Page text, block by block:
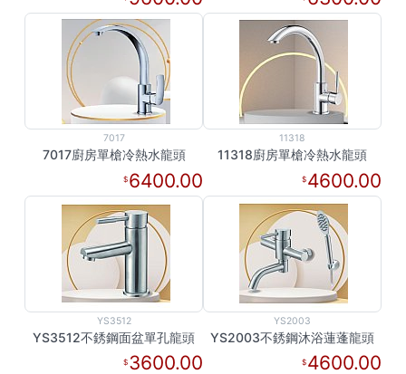
7017
7017廚房單槍冷熱水龍頭
6400.00
11318
11318廚房單槍冷熱水龍頭
4600.00
YS3512
YS3512不銹鋼面盆單孔龍頭
3600.00
YS2003
YS2003不銹鋼沐浴蓮蓬龍頭
4600.00